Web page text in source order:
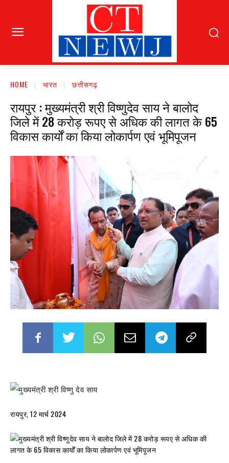
HOME भारत छत्तीसगढ़
रायपुर : मुख्यमंत्री श्री विष्णुदेव साय ने बालोद
जिले में 28 करोड़ रूपए से अधिक की लागत के 65
विकास कार्यों का किया लोकार्पण एवं भूमिपूजन
रायपुर, 12 मार्च 2024